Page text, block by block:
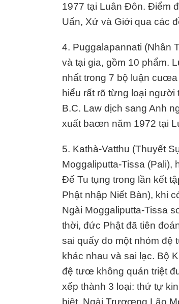
1977 tại Luân Đôn. Điểm
Uẩn, Xứ và Giới qua các
4. Puggalapannati (Nhân
và tại gia, gồm 10 phẩm.
nhất trong 7 bộ luận
hiểu rất rõ từng loại
B.C. Law dịch sang Anh
xuất baœn năm 1972 tại
5. Kathà-Vatthu (Thuyết
Moggaliputta-Tissa
Đế Tu tụng trong lần kết
Phật nhập Niết Bàn), khi
Ngài Moggaliputta-Tissa
thời, đức Phật đã tiên
sai quấy do một nhóm
khác nhau và sai lạc. Bộ
đệ tưœ không quán triệt
xếp thành 3 loại: thứ tự
biệt. Ngài Trươœng Lão